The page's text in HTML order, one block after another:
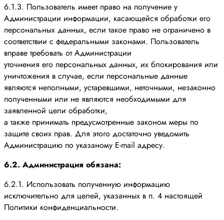
6.1.3. Пользователь имеет право на получение у
Администрации информации, касающейся обработки его
персональных данных, если такое право не ограничено в
соответствии с федеральными законами. Пользователь
вправе требовать от Администрации
уточнения его персональных данных, их блокирования или
уничтожения в случае, если персональные данные
являются неполными, устаревшими, неточными, незаконно
полученными или не являются необходимыми для
заявленной цели обработки,
а также принимать предусмотренные законом меры по
защите своих прав. Для этого достаточно уведомить
Администрацию по указаному E-mail адресу.
6.2. Администрация обязана:
6.2.1. Использовать полученную информацию
исключительно для целей, указанных в п. 4 настоящей
Политики конфиденциальности.